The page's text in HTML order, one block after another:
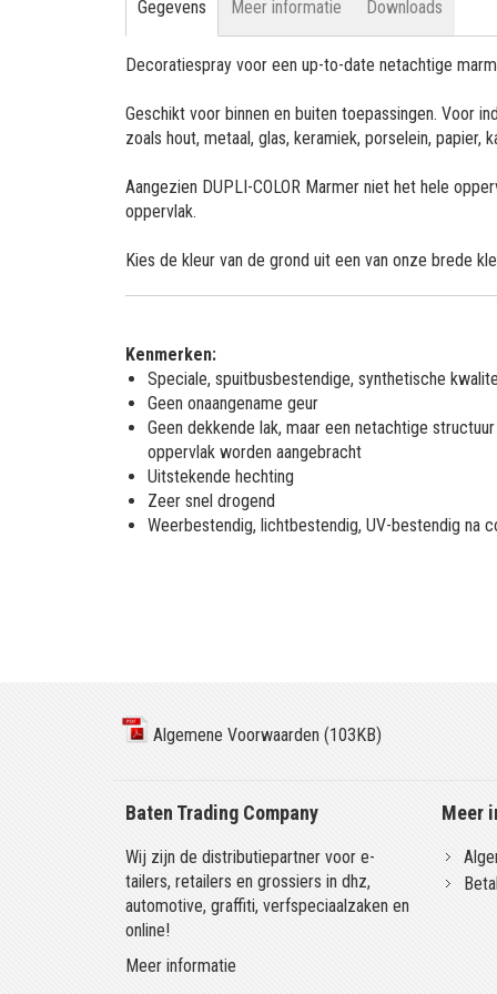
Gegevens
Decoratiespray voor een up-to-date netachtige
Geschikt voor binnen en buiten toepassingen. Voor
zoals hout, metaal, glas, keramiek, porselein, papier,
Aangezien DUPLI-COLOR Marmer niet het hele
oppervlak.
Kies de kleur van de grond uit een van onze brede
Kenmerken:
Speciale, spuitbusbestendige, synthetische
Geen onaangename geur
Geen dekkende lak, maar een netachtige
oppervlak worden aangebracht
Uitstekende hechting
Zeer snel drogend
Weerbestendig, lichtbestendig, UV-bestendig na
Meer informatie Downloads
Algemene Voorwaarden (103KB)
Baten Trading Company
Wij zijn de distributiepartner voor e-
tailers, retailers en grossiers in dhz,
automotive, graffiti, verfspeciaalzaken en
online!
Meer informatie
Meer